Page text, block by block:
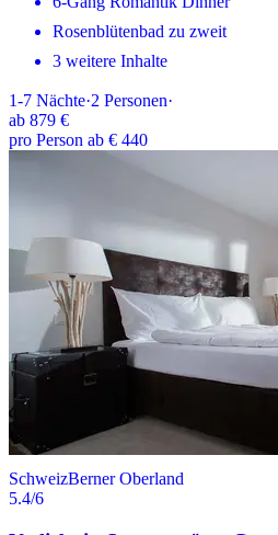
Rosenblütenbad zu zweit
3 weitere Inhalte
1-7 Nächte·2 Personen·
ab 879 €
pro Person ab € 440
SchweizBerner Oberland
5.4/6